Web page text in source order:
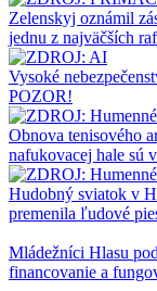
Zelenskyj oznámil
jednu z najväčších
Vysoké
POZOR!
Obnova tenisového
nafukovacej hale sú
Hudobný sviatok v
premenila ľudové
Mládežníci Hlasu
financovanie a